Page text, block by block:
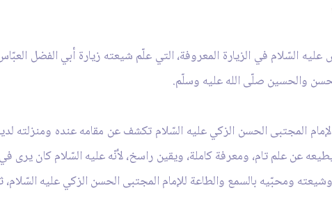
السّلام في الزيارة المعروفة، التي علّم شيعته زيارة أبي الفضل
والحسين صلّى الله عليه وسلّم.
المجتبى الحسن الزكي عليه السّلام تكشف عن مقامه عنده ومنزلته
عن علم تام، ومعرفة كاملة، ويقين راسخ، لأنّه عليه السّلام كان يرى في
ومحبّيه بالسمع والطاعة للإمام المجتبى الحسن الزكي عليه السّلام،